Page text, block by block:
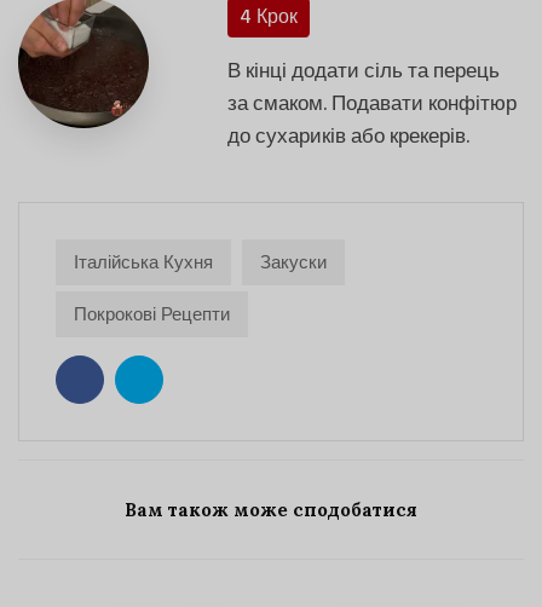
4 Крок
В кінці додати сіль та перець
за смаком. Подавати конфітюр
до сухариків або крекерів.
Італійська Кухня
Закуски
Покрокові Рецепти
Вам також може сподобатися